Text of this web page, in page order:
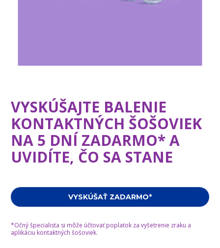
VYSKÚŠAJTE BALENIE
KONTAKTNÝCH ŠOŠOVIEK
NA 5 DNÍ ZADARMO* A
UVIDÍTE, ČO SA STANE
VYSKÚŠAŤ ZADARMO*
*Očný špecialista si môže účtovať poplatok za vyšetrenie zraku a
aplikáciu kontaktných šošoviek.